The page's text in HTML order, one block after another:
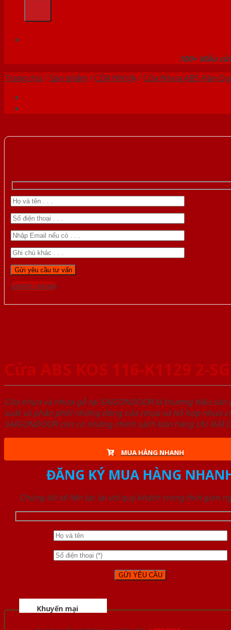
kiếm:
100+ Mẫu
Trang chủ /Sản phẩm /CỬA NHỰA/Cửa Nhựa ABS Hàn
Gọi 0976.169.864
Cửa ABS KOS 116-K1129 2-
Cửa nhựa và nhựa gỗ tại SAIGONDOOR là thương hiệu
xuất và phân phối những dòng cửa nhựa và hỗ hợp nhựa
SAIGONDOOR còn có những chính sách bán hàng ƯU
MUA HÀNG NHANH
ĐĂNG KÝ MUA HÀNG
Chúng tôi sẽ liên lạc lại với quý khách trong thời gian
Khuyến mại